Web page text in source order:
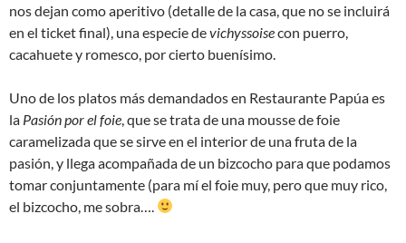
nos dejan como aperitivo (detalle de la casa, que no se incluirá
en el ticket final), una especie devichyssoisecon puerro,
cacahuete y romesco, por cierto buenísimo.
Uno de los platos más demandados en Restaurante Papúa es
la Pasión por el foie, que se trata de una mousse de foie
caramelizada que se sirve en el interior de una fruta de la
pasión, y llega acompañada de un bizcocho para que podamos
tomar conjuntamente (para mí el foie muy, pero que muy rico,
el bizcocho, me sobra….